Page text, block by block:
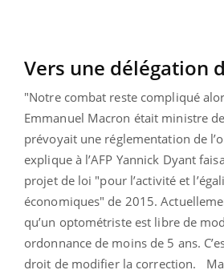
Vers une délégation
"Notre combat reste compliqué
Emmanuel Macron était ministre
prévoyait une réglementation de
explique à l’AFP Yannick Dyant
projet de loi "pour l’activité et
économiques" de 2015.
qu’un optométriste est libre de
ordonnance de moins de 5 ans.
droit de modifier la correction.